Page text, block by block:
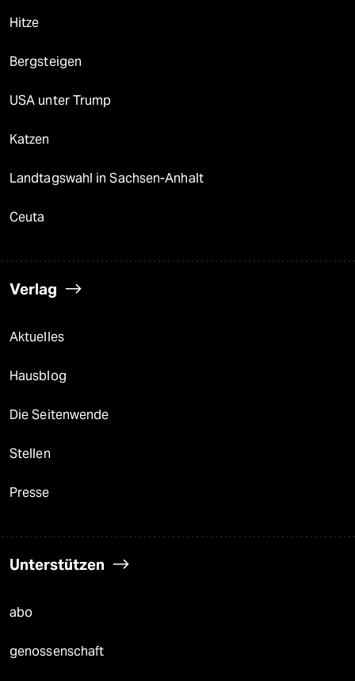
Hitze
Bergsteigen
USA unter Trump
Katzen
Landtagswahl in Sachsen-Anhalt
Ceuta
Verlag
Aktuelles
Hausblog
Die Seitenwende
Stellen
Presse
Unterstützen
abo
genossenschaft